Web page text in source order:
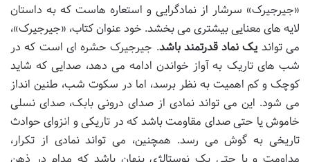
«جیرجیرک» سرشار از نمادگرایی و استعاره هاست که به داستان
لایه های معنایی بیشتری می بخشد. خود عنوان کتاب، «جیرجیرک»،
می تواند یک نماد قدرتمند باشد. جیرجیرک حشره ای است که در
شب های تاریک به آواز خواندن ادامه می دهد، صدایی که شاید
کوچک و کم اهمیت به نظر برسد، اما در سکوت شب، طنین انداز
می شود. این می تواند نمادی از صدای درونی بابک، صدای نسلی
خاموش یا حتی صدای مقاومت باشد که در تاریکی و انزوای حوادث
تاریخی به گوش می رسد. همچنین، می تواند نمادی از تکرار،